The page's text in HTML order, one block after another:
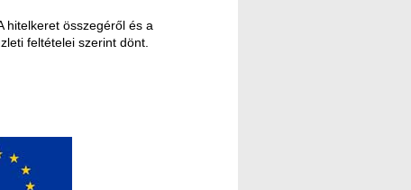
hitelkeret összegéről és a
feltételei szerint dönt.